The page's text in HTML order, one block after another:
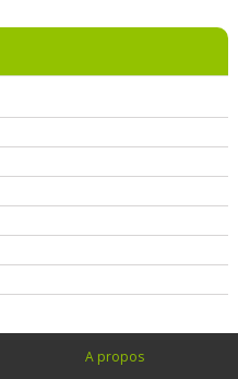
A propos